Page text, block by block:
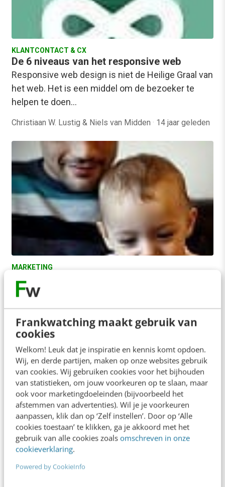
Frankwatching maakt gebruik van
cookies
Welkom! Leuk dat je inspiratie en kennis komt opdoen.
Wij, en derde partijen, maken op onze websites gebruik
van cookies. Wij gebruiken cookies voor het bijhouden
van statistieken, om jouw voorkeuren op te slaan, maar
ook voor marketingdoeleinden (bijvoorbeeld het
afstemmen van advertenties). Wil je je voorkeuren
aanpassen, klik dan op ‘Zelf instellen’. Door op ‘Alle
cookies toestaan’ te klikken, ga je akkoord met het
gebruik van alle cookies zoals omschreven in onze
cookieverklaring.
Powered by CookieInfo
KLANTCONTACT & CX
De 6 niveaus van het responsive web
Responsive web design is niet de Heilige Graal van
het web. Het is een middel om de bezoeker te
helpen te doen…
Christiaan W. Lustig & Niels van Midden · 14 jaar geleden
MARKETING
Iene Miene Media: onderzoek mediagebruik
door kleine kinderen
een iPad of andere tablet-computer. Als er een
iPad is huis is, wordt…
Remco Pijpers 14 jaar geleden